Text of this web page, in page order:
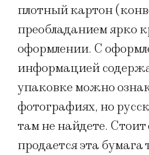
плотный картон
преобладанием ярко
оформлении. С
информацией
упаковке можно
фотографиях, но
там не найдете. Стоит
продается эта бумага